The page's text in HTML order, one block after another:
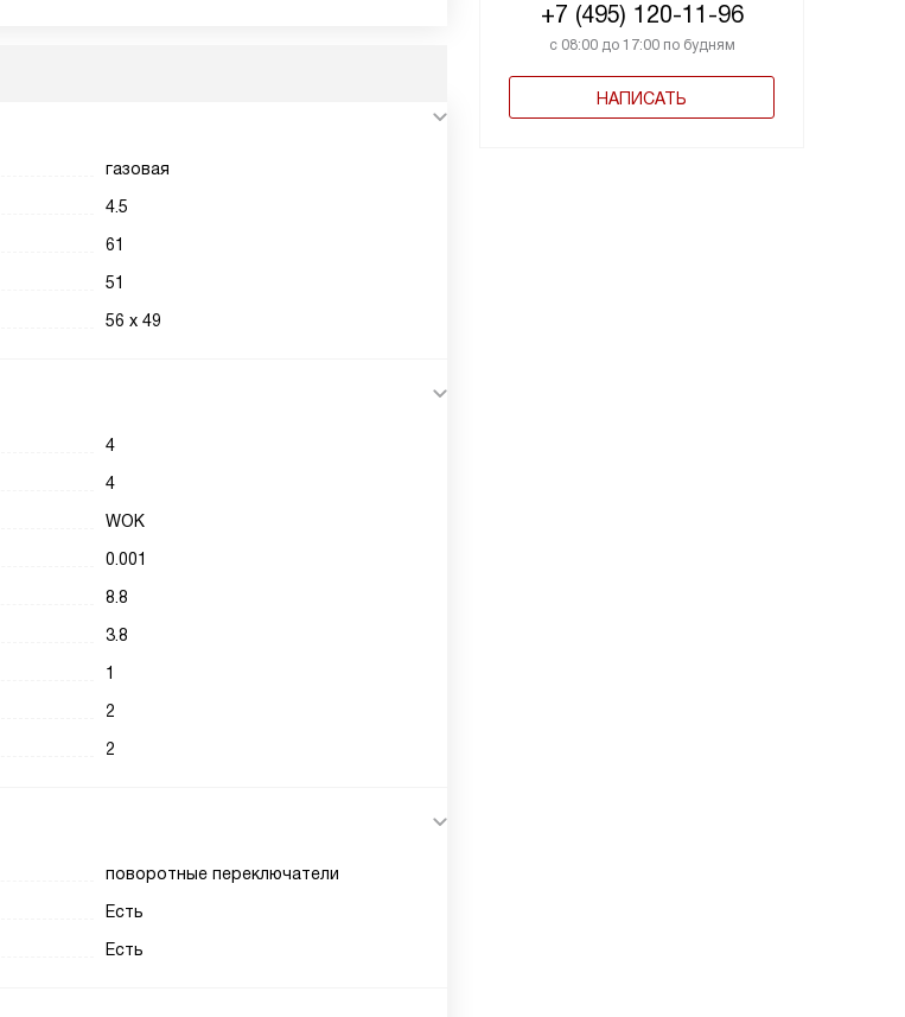
+7 (495) 120-11-96
с 08:00 до 17:00 по будням
НАПИСАТЬ
газовая
4.5
61
51
56 х 49
4
4
WOK
0.001
8.8
3.8
1
2
2
поворотные переключатели
Есть
Есть